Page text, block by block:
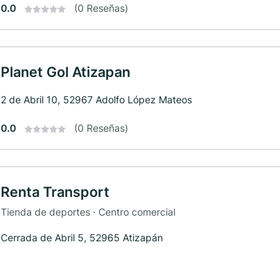
0.0 (0 Reseñas)
Planet Gol Atizapan
2 de Abril 10, 52967 Adolfo López Mateos
0.0 (0 Reseñas)
Renta Transport
Tienda de deportes · Centro comercial
Cerrada de Abril 5, 52965 Atizapán